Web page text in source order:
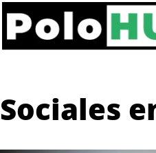
Sociales